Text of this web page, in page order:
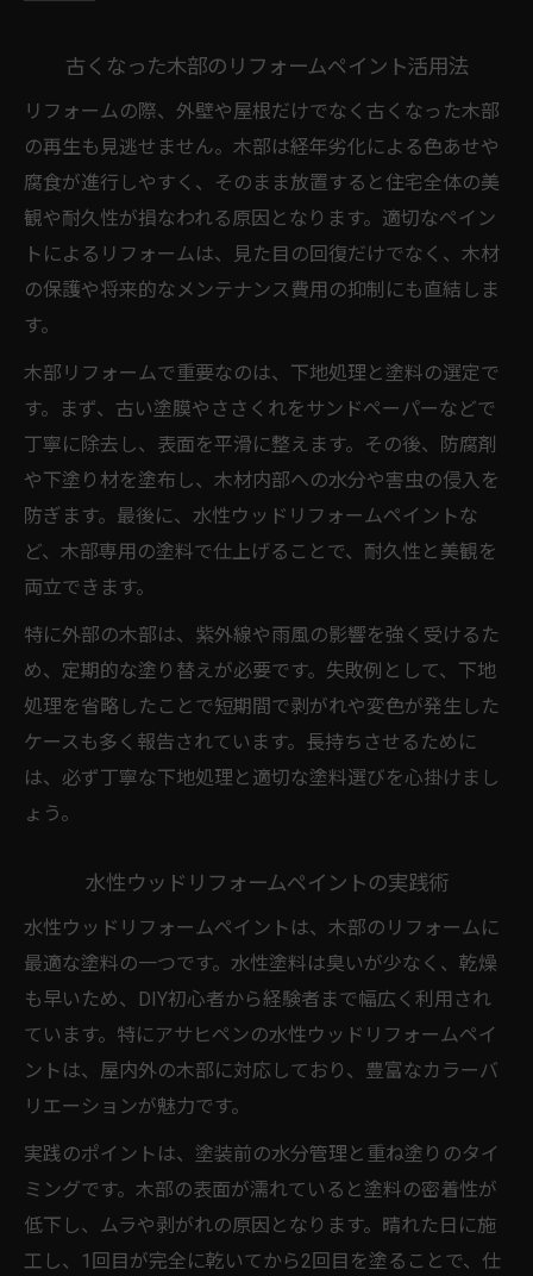
古くなった木部のリフォームペイント活用法
リフォームの際、外壁や屋根だけでなく古くなった木部
の再生も見逃せません。木部は経年劣化による色あせや
腐食が進行しやすく、そのまま放置すると住宅全体の美
観や耐久性が損なわれる原因となります。適切なペイン
トによるリフォームは、見た目の回復だけでなく、木材
の保護や将来的なメンテナンス費用の抑制にも直結しま
す。
木部リフォームで重要なのは、下地処理と塗料の選定で
す。まず、古い塗膜やささくれをサンドペーパーなどで
丁寧に除去し、表面を平滑に整えます。その後、防腐剤
や下塗り材を塗布し、木材内部への水分や害虫の侵入を
防ぎます。最後に、水性ウッドリフォームペイントな
ど、木部専用の塗料で仕上げることで、耐久性と美観を
両立できます。
特に外部の木部は、紫外線や雨風の影響を強く受けるた
め、定期的な塗り替えが必要です。失敗例として、下地
処理を省略したことで短期間で剥がれや変色が発生した
ケースも多く報告されています。長持ちさせるために
は、必ず丁寧な下地処理と適切な塗料選びを心掛けまし
ょう。
水性ウッドリフォームペイントの実践術
水性ウッドリフォームペイントは、木部のリフォームに
最適な塗料の一つです。水性塗料は臭いが少なく、乾燥
も早いため、DIY初心者から経験者まで幅広く利用され
ています。特にアサヒペンの水性ウッドリフォームペイ
ントは、屋内外の木部に対応しており、豊富なカラーバ
リエーションが魅力です。
実践のポイントは、塗装前の水分管理と重ね塗りのタイ
ミングです。木部の表面が濡れていると塗料の密着性が
低下し、ムラや剥がれの原因となります。晴れた日に施
工し、1回目が完全に乾いてから2回目を塗ることで、仕